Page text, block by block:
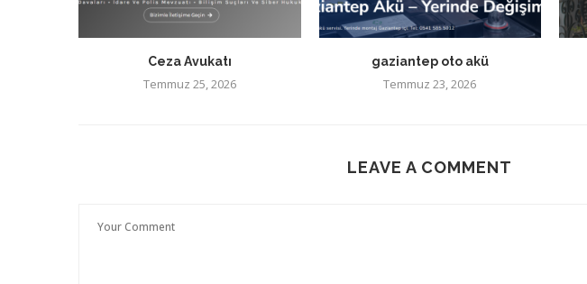
Ceza Avukatı
Temmuz 25, 2026
gaziantep oto akü
Temmuz 23, 2026
LEAVE A COMMENT